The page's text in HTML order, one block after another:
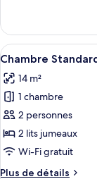
1
lit
double,
accessible
aux
personnes
à
mobilité
réduite
Chambre
Standard,
1
double,
accessible
personnes
à
mobilité
réduite
Afficher
toutes
les
photos
pour
ce
type
6
Chambre
14 m²
1 chambre
2 personnes
2 lits jumeaux
Wi-Fi gratuit
Plus de détails
Plus